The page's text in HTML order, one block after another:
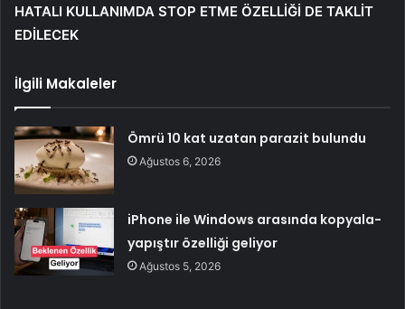
HATALI KULLANIMDA STOP ETME ÖZELLİĞİ DE TAKLİT
EDİLECEK
İlgili Makaleler
Ömrü 10 kat uzatan parazit bulundu
Ağustos 6, 2026
iPhone ile Windows arasında kopyala-
yapıştır özelliği geliyor
Ağustos 5, 2026